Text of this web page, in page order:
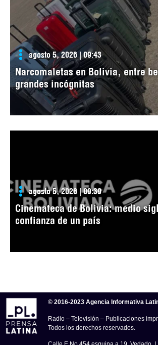
agosto 5, 2026 | 09:43
Narcomaletas en Bolivia, entre
grandes incógnitas
agosto 5, 2026 | 09:39
Cinemateca de Bolivia: medio
confianza de un país
© 2016-2023 Agencia Informativa
Radio – Televisión – Publicaciones
Todos los derechos reservados.